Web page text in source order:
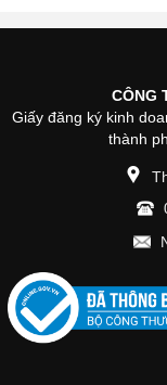
CÔNG
Giấy đăng ký kinh
thành